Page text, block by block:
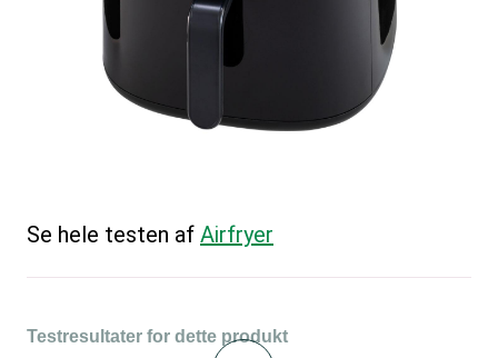
Se hele testen af Airfryer
Testresultater for dette produkt